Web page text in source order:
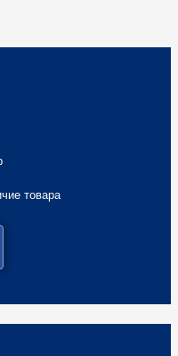
товара